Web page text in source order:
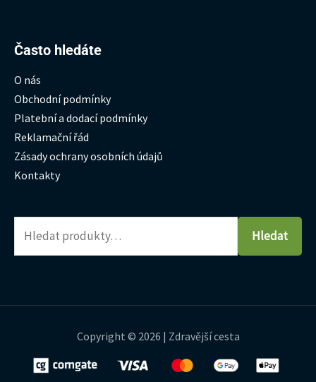
Často hledáte
O nás
Obchodní podmínky
Platební a dodací podmínky
Reklamační řád
Zásady ochrany osobních údajů
Kontakty
Hledat:
Hledat
Copyright © 2026 | Zdravější cesta